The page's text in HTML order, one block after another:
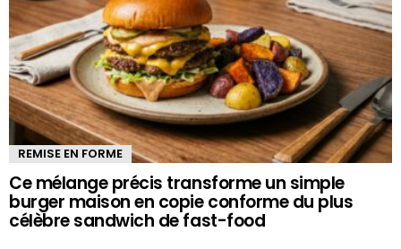
REMISE EN FORME
Ce mélange précis transforme un simple
burger maison en copie conforme du plus
célèbre sandwich de fast-food